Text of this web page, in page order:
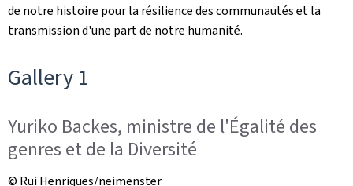
de notre histoire pour la résilience des communautés et la
transmission d'une part de notre humanité.
Gallery 1
Yuriko Backes, ministre de l'Égalité des
genres et de la Diversité
© Rui Henriques/neimënster